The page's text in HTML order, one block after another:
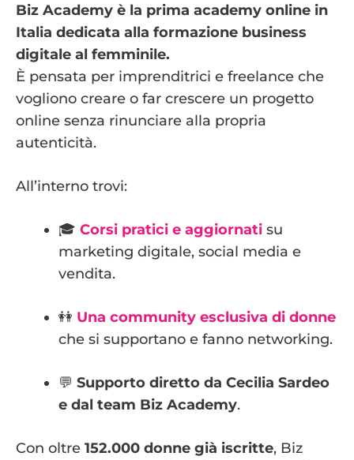
Biz Academy è la prima academy online in
Italia dedicata alla formazione business
digitale al femminile.
È pensata per imprenditrici e freelance che
vogliono creare o far crescere un progetto
online senza rinunciare alla propria
autenticità.
All’interno trovi:
🎓 Corsi pratici e aggiornati su
marketing digitale, social media e
vendita.
👭 Una community esclusiva di donne
che si supportano e fanno networking.
💬 Supporto diretto da Cecilia Sardeo
e dal team Biz Academy.
Con oltre 152.000 donne già iscritte, Biz